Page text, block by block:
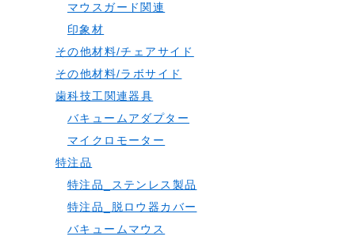
マウスガード関連
印象材
その他材料/チェアサイド
その他材料/ラボサイド
歯科技工関連器具
バキュームアダプター
マイクロモーター
特注品
特注品_ステンレス製品
特注品_脱ロウ器カバー
バキュームマウス